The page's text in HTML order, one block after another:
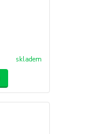
skladem